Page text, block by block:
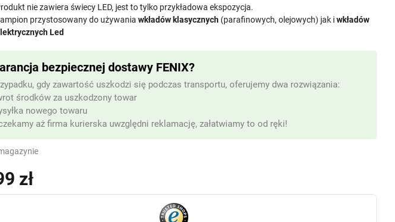
zł
nie zawiera świecy LED, jest to tylko przykładowa ekspozycja.
przystosowany do używaniawkładów klasycznych (parafinowych, olejowych) jak iwkładów
Led
bezpiecznej dostawy FENIX?
gdy zawartość uszkodzi się podczas transportu, oferujemy dwa rozwiązania:
środków za uszkodzony towar
nowego towaru
aż firma kurierska uwzględni reklamację, załatwiamy to od ręki!